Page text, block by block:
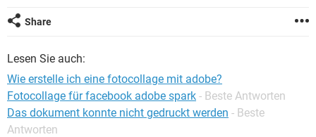
Share
Lesen Sie auch:
Wie erstelle ich eine fotocollage mit adobe?
Fotocollage für facebook adobe spark - Beste Antworten
Das dokument konnte nicht gedruckt werden - Beste
Antworten